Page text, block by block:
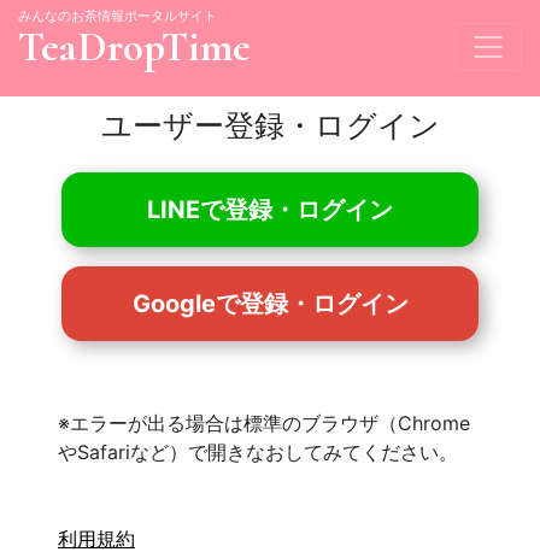
みんなのお茶情報ポータルサイト
TeaDropTime
ユーザー登録・ログイン
LINEで登録・ログイン
Googleで登録・ログイン
※エラーが出る場合は標準のブラウザ（Chrome
やSafariなど）で開きなおしてみてください。
利用規約